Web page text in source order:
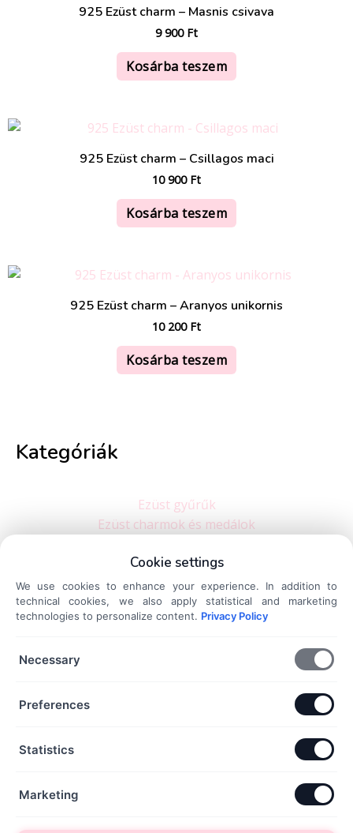
925 Ezüst charm – Masnis csivava
9 900 Ft
Kosárba teszem
925 Ezüst charm – Csillagos maci
10 900 Ft
Kosárba teszem
925 Ezüst charm – Aranyos unikornis
10 200 Ft
Kosárba teszem
Kategóriák
Ezüst gyűrűk
Ezüst charmok és medálok
Ezüst nyakláncok
Ezüst fülbevalók
Dokumentumok
Szállítási és fizetési információk
Cookie settings
We use cookies to enhance your experience. In addition to
technical cookies, we also apply statistical and marketing
technologies to personalize content. Privacy Policy
Necessary
Preferences
Statistics
Marketing